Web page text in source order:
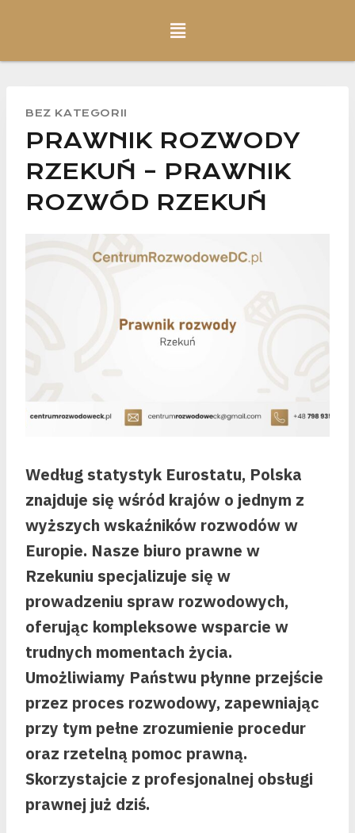
BEZ KATEGORII
PRAWNIK ROZWODY
RZEKUŃ – PRAWNIK
ROZWÓD RZEKUŃ
Według statystyk Eurostatu, Polska
znajduje się wśród krajów o jednym z
wyższych wskaźników rozwodów w
Europie. Nasze biuro prawne w
Rzekuniu specjalizuje się w
prowadzeniu spraw rozwodowych,
oferując kompleksowe wsparcie w
trudnych momentach życia.
Umożliwiamy Państwu płynne przejście
przez proces rozwodowy, zapewniając
przy tym pełne zrozumienie procedur
oraz rzetelną pomoc prawną.
Skorzystajcie z profesjonalnej obsługi
prawnej już dziś.